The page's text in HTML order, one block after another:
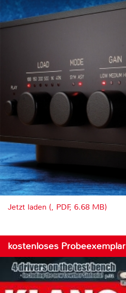
Jetzt laden (, PDF, 6.68 MB)
kostenloses Probeexemplar